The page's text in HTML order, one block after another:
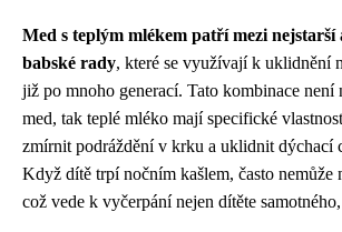
Med s teplým mlékem patří mezi nejstarší
babské rady, které se využívají k uklidnění
již po mnoho generací. Tato kombinace není
med, tak teplé mléko mají specifické
zmírnit podráždění v krku a uklidnit dýchací
Když dítě trpí nočním kašlem, často nemůže
což vede k vyčerpání nejen dítěte